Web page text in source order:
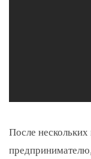
После